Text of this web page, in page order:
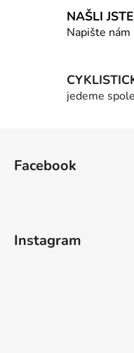
NAŠLI
Napište nám
jedeme
Facebook
Instagram